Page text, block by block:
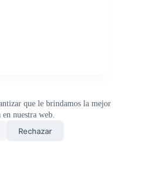
que le brindamos la mejor
en nuestra web.
Rechazar